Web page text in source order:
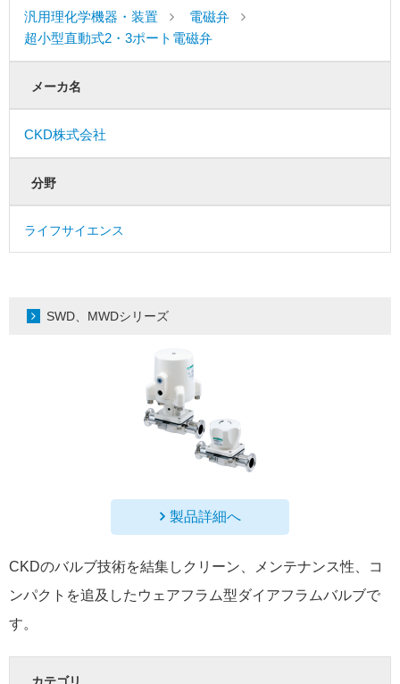
汎用理化学機器・装置
電磁弁
超小型直動式2・3ポート電磁弁
メーカ名
CKD株式会社
分野
ライフサイエンス
SWD、MWDシリーズ
製品詳細へ
CKDのバルブ技術を結集しクリーン、メンテナンス性、コ
ンパクトを追及したウェアフラム型ダイアフラムバルブで
す。